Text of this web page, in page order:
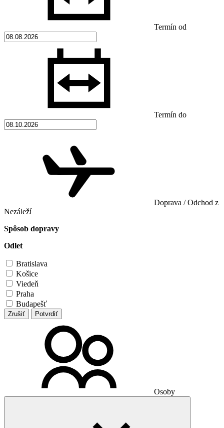
Termín od
Termín do
Doprava / Odchod z
Nezáleží
Spôsob dopravy
Odlet
Bratislava
Košice
Viedeň
Praha
Budapešť
Zrušiť Potvrdiť
Osoby